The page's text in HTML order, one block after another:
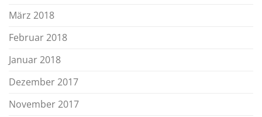
März 2018
Februar 2018
Januar 2018
Dezember 2017
November 2017